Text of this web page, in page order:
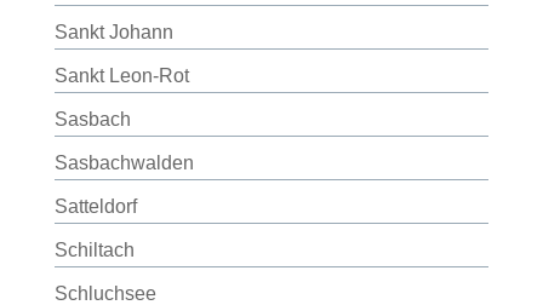
Sankt Johann
Sankt Leon-Rot
Sasbach
Sasbachwalden
Satteldorf
Schiltach
Schluchsee